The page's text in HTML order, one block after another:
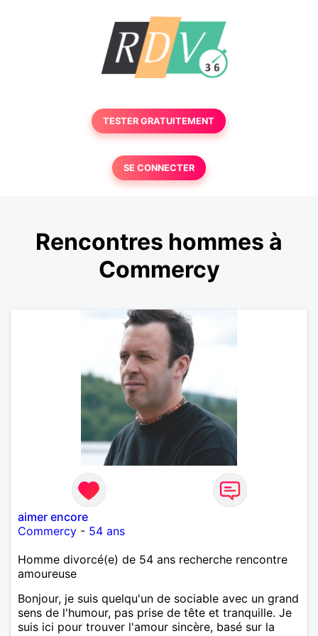
TESTER GRATUITEMENT
SE CONNECTER
Rencontres hommes à
Commercy
aimer encore
Commercy - 54 ans
Homme divorcé(e) de 54 ans recherche rencontre
amoureuse
Bonjour, je suis quelqu'un de sociable avec un grand
sens de l'humour, pas prise de tête et tranquille. Je
suis ici pour trouver l'amour sincère, basé sur la